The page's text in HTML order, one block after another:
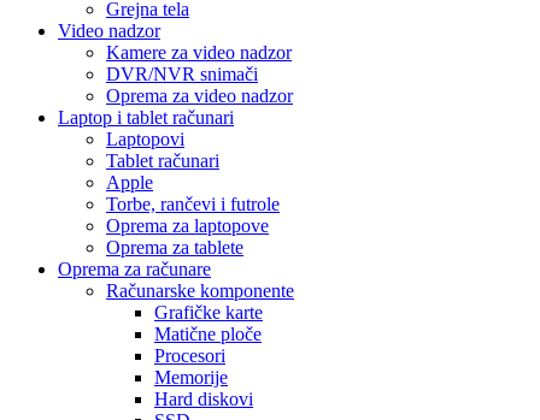
Grejna tela
Video nadzor
Kamere za video nadzor
DVR/NVR snimači
Oprema za video nadzor
Laptop i tablet računari
Laptopovi
Tablet računari
Apple
Torbe, rančevi i futrole
Oprema za laptopove
Oprema za tablete
Oprema za računare
Računarske komponente
Grafičke karte
Matične ploče
Procesori
Memorije
Hard diskovi